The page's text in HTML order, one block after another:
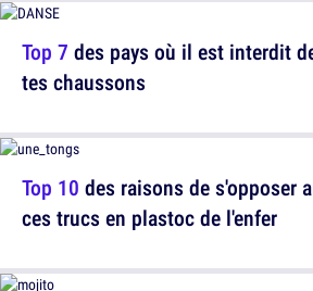
Top 7 des pays où il est interdit
tes chaussons
Top 10 des raisons de s'opposer
ces trucs en plastoc de l'enfer